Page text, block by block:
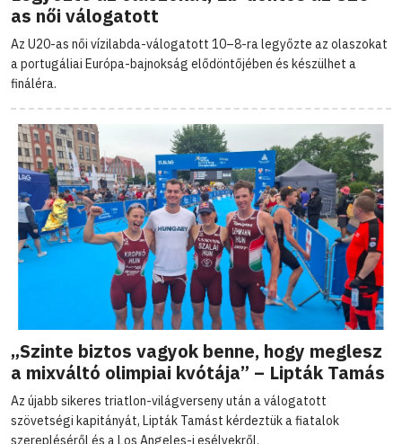
as női válogatott
Az U20-as női vízilabda-válogatott 10–8-ra legyőzte az olaszokat
a portugáliai Európa-bajnokság elődöntőjében és készülhet a
fináléra.
„Szinte biztos vagyok benne, hogy meglesz
a mixváltó olimpiai kvótája” – Lipták Tamás
Az újabb sikeres triatlon-világverseny után a válogatott
szövetségi kapitányát, Lipták Tamást kérdeztük a fiatalok
szerepléséről és a Los Angeles-i esélyekről.